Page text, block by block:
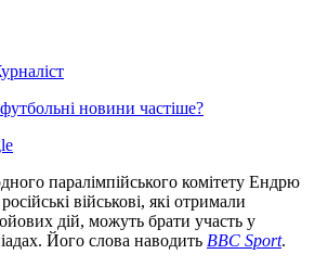
новини частіше?
паралімпійського комітету Ендрю
військові, які отримали
дій, можуть брати участь у
Його слова наводить BBC Sport.